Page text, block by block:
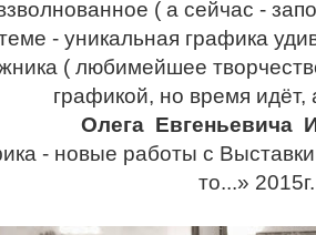
( а сейчас -
- уникальная графика
( любимейшее
графикой, но время
Олега Евгеньевича
- новые работы с
то...» 2015г.